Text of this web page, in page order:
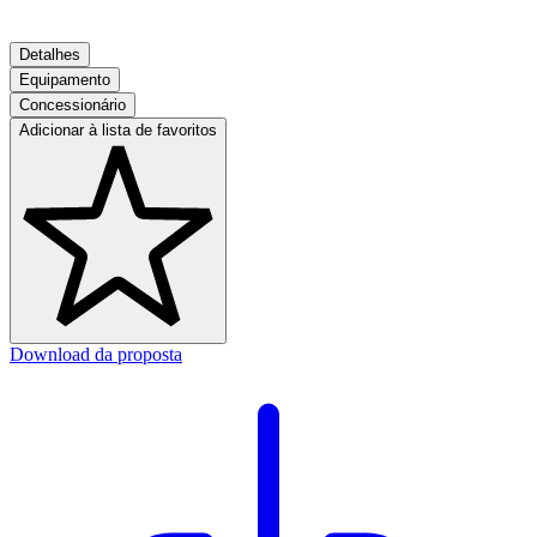
Detalhes
Equipamento
Concessionário
Adicionar à lista de favoritos
Download da proposta